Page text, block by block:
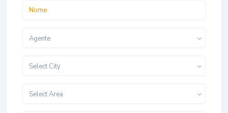
Agente
Select City
Select Area